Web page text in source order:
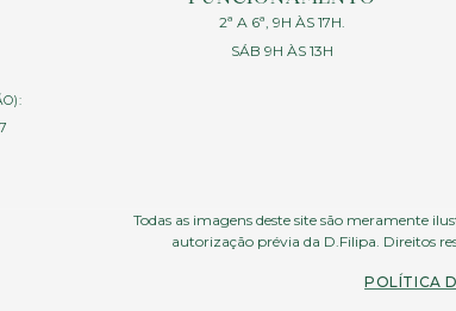
2ª A 6ª, 9H ÀS 17H.
SÁB 9H ÀS 13H
Todas as imagens deste site são meramente
autorização prévia da D.Filipa. Direitos
POLÍTICA